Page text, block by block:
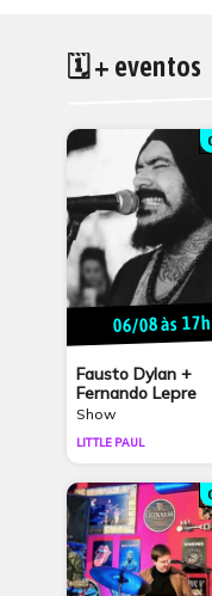
🗓 + eventos
06/08 às 17h
Fausto Dylan +
Fernando Lepre
Show
LITTLE PAUL